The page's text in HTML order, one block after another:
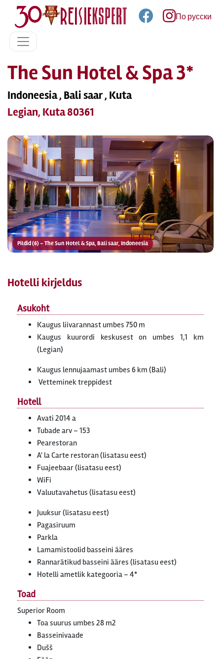
По русски
The Sun Hotel & Spa 3*
Indoneesia , Bali saar , Kuta
Legian, Kuta 80361
Pildid (6) – The Sun Hotel & Spa, Bali saar, Indoneesia
Hotelli kirjeldus
Asukoht
Kaugus liivarannast umbes 750 m
Kaugus kuurordi keskusest on umbes 1,1 km
(Legian)
Kaugus lennujaamast umbes 6 km (Bali)
Vetteminek treppidest
Hotell
Avati 2014 a
Tubade arv – 153
Pearestoran
A' la Carte restoran (lisatasu eest)
Fuajeebaar (lisatasu eest)
WiFi
Valuutavahetus (lisatasu eest)
Juuksur (lisatasu eest)
Pagasiruum
Parkla
Lamamistoolid basseini ääres
Rannarätikud basseini ääres (lisatasu eest)
Hotelli ametlik kategooria – 4*
Toad
Superior Room
Toa suurus umbes 28 m2
Basseinivaade
Dušš